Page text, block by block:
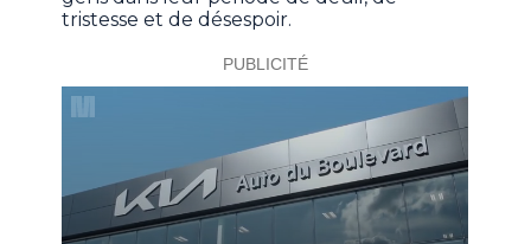
tristesse et de désespoir.